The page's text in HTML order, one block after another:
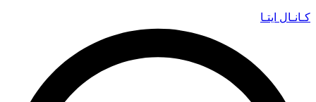
کـانـال ایتـا